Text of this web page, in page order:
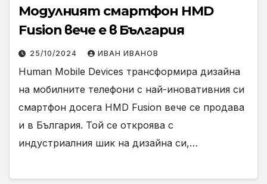
Модулният смартфон HMD
Fusion вече е в България
25/10/2024 ИВАН ИВАНОВ
Human Mobile Devices трансформира дизайна
на мобилните телефони с най-иновативния си
смартфон досега HMD Fusion вече се продава
и в България. Той се откроява с
индустриалния шик на дизайна си,…